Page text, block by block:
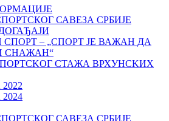
САВЕЗА СРБИЈЕ
– „СПОРТ ЈЕ ВАЖАН ДА
СНАЖАН“
СТАЖА ВРХУНСKИХ
САВЕЗА СРБИЈЕ